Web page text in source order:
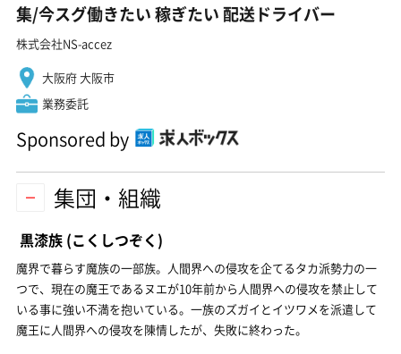
集/今スグ働きたい 稼ぎたい 配送ドライバー
株式会社NS-accez
大阪府 大阪市
業務委託
Sponsored by
集団・組織
黒漆族 (こくしつぞく)
魔界で暮らす魔族の一部族。人間界への侵攻を企てるタカ派勢力の一
つで、現在の魔王であるヌエが10年前から人間界への侵攻を禁止して
いる事に強い不満を抱いている。一族のズガイとイツワメを派遣して
魔王に人間界への侵攻を陳情したが、失敗に終わった。